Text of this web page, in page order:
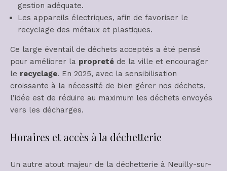
gestion adéquate.
Les appareils électriques, afin de favoriser le
recyclage des métaux et plastiques.
Ce large éventail de déchets acceptés a été pensé
pour améliorer la propreté de la ville et encourager
le recyclage. En 2025, avec la sensibilisation
croissante à la nécessité de bien gérer nos déchets,
l’idée est de réduire au maximum les déchets envoyés
vers les décharges.
Horaires et accès à la déchetterie
Un autre atout majeur de la déchetterie à Neuilly-sur-